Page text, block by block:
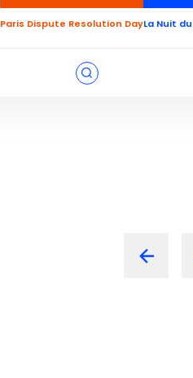
Paris Dispute Resolution DayLa Nuit